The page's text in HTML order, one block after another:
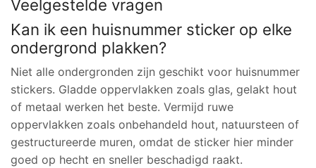
Veelgestelde vragen
Kan ik een huisnummer sticker op elke
ondergrond plakken?
Niet alle ondergronden zijn geschikt voor huisnummer
stickers. Gladde oppervlakken zoals glas, gelakt hout
of metaal werken het beste. Vermijd ruwe
oppervlakken zoals onbehandeld hout, natuursteen of
gestructureerde muren, omdat de sticker hier minder
goed op hecht en sneller beschadigd raakt.